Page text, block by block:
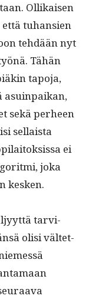
Ollikaisen
tuhan­sien
tehdään nyt
Tähän
tapo­ja,
asuin­paikan,
sekä per­heen
sel­l­aista
ei
joka
kesken.
tarvi­
olisi väl­tet­